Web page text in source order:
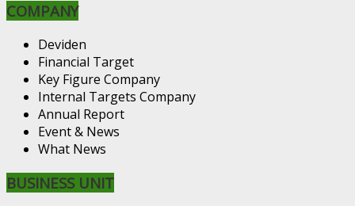
COMPANY
Deviden
Financial Target
Key Figure Company
Internal Targets Company
Annual Report
Event & News
What News
BUSINESS UNIT